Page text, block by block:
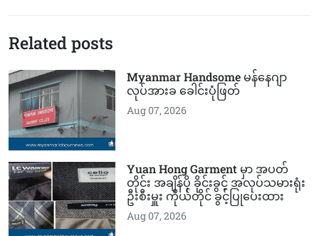
Related posts
Myanmar Handsome မန်နေဂျာ
လုပ်အားခ ခေါင်းပုံဖြတ်
Aug 07, 2026
Yuan Hong Garment မှာ အပတ်
တိုင်း အချိန်ပို ခိုင်းခွင့် အလုပ်သမားရုံး
ဦးစီးမှူး ကိုယ်တိုင် ခွင့်ပြုပေးထား
Aug 07, 2026